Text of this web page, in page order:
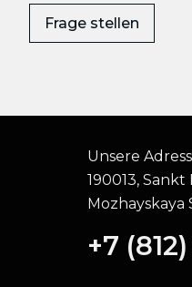
Frage stellen
Unsere
190013,
Mozhayskaya
+7